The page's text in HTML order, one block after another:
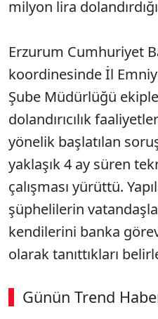
milyon lira
Erzurum Cumhuriyet
koordinesinde İl
Şube Müdürlüğü
dolandırıcılık
yönelik başlatılan
yaklaşık 4 ay süren
çalışması yürüttü.
şüphelilerin
kendilerini banka
olarak tanıttıkları
Günün Trend